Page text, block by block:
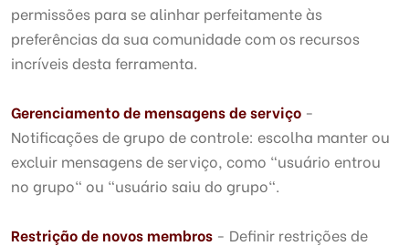
permissões para se alinhar perfeitamente às
preferências da sua comunidade com os recursos
incríveis desta ferramenta.
Gerenciamento de mensagens de serviço -
Notificações de grupo de controle: escolha manter ou
excluir mensagens de serviço, como "usuário entrou
no grupo" ou "usuário saiu do grupo".
Restrição de novos membros - Definir restrições de